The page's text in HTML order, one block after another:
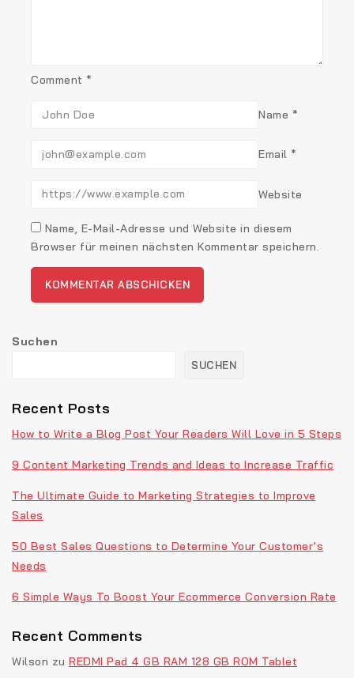
Comment *
Name *
Email *
Website
Name, E-Mail-Adresse und Website in diesem
Browser für meinen nächsten Kommentar speichern.
Suchen
SUCHEN
Recent Posts
How to Write a Blog Post Your Readers Will Love in 5 Steps
9 Content Marketing Trends and Ideas to Increase Traffic
The Ultimate Guide to Marketing Strategies to Improve
Sales
50 Best Sales Questions to Determine Your Customer’s
Needs
6 Simple Ways To Boost Your Ecommerce Conversion Rate
Recent Comments
Wilson zu REDMI Pad 4 GB RAM 128 GB ROM Tablet